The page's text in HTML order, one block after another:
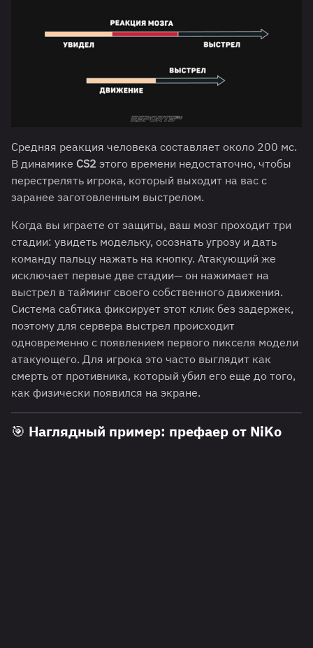
Средняя реакция человека составляет около 200 мс.
В динамике CS2 этого времени недостаточно, чтобы
перестрелять игрока, который выходит на вас с
заранее заготовленным выстрелом.
Когда вы играете от защиты, ваш мозг проходит три
стадии: увидеть модельку, осознать угрозу и дать
команду пальцу нажать на кнопку. Атакующий же
исключает первые две стадии— он нажимает на
выстрел в тайминг своего собственного движения.
Система сабтика фиксирует этот клик без задержек,
поэтому для сервера выстрел происходит
одновременно с появлением первого пикселя модели
атакующего. Для игрока это часто выглядит как
смерть от противника, который убил его еще до того,
как физически появился на экране.
🎯 Наглядный пример: префаер от NiKo